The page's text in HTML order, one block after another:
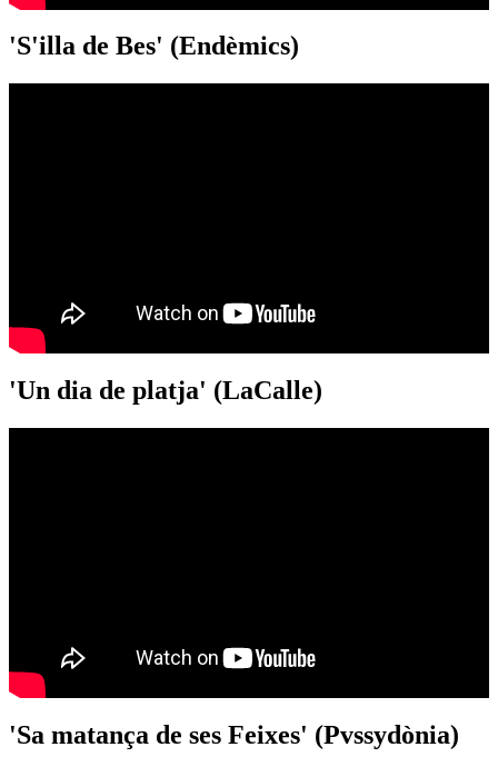
'S'illa de Bes' (Endèmics)
'Un dia de platja' (LaCalle)
'Sa matança de ses Feixes' (Pvssydònia)